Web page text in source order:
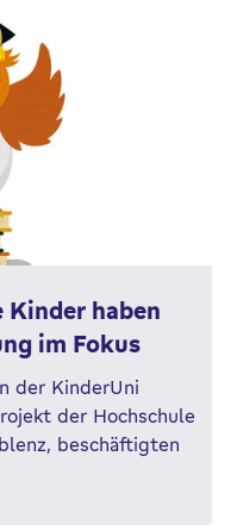
haben
im Fokus
der KinderUni
der Hochschule
beschäftigten